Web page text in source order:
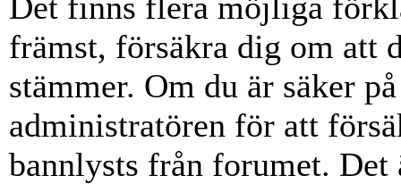
främst, försäkra dig om att
stämmer. Om du är säker
administratören för att
bannlysts från forumet.